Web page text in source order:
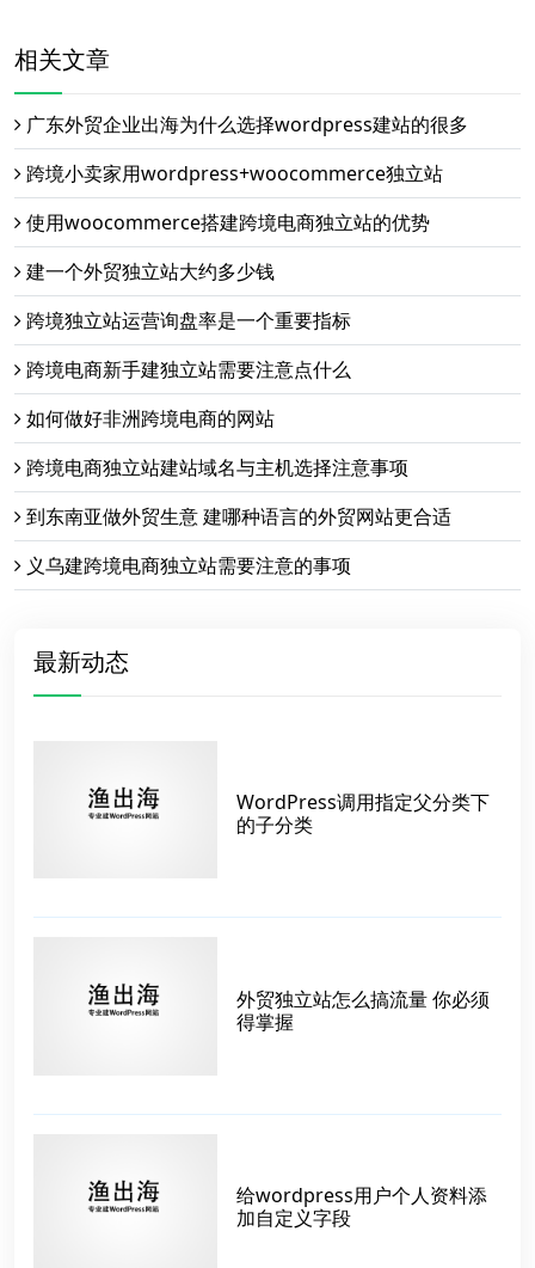
相关文章
广东外贸企业出海为什么选择wordpress建站的很多
跨境小卖家用wordpress+woocommerce独立站
使用woocommerce搭建跨境电商独立站的优势
建一个外贸独立站大约多少钱
跨境独立站运营询盘率是一个重要指标
跨境电商新手建独立站需要注意点什么
如何做好非洲跨境电商的网站
跨境电商独立站建站域名与主机选择注意事项
到东南亚做外贸生意 建哪种语言的外贸网站更合适
义乌建跨境电商独立站需要注意的事项
最新动态
WordPress调用指定父分类下
的子分类
外贸独立站怎么搞流量 你必须
得掌握
给wordpress用户个人资料添
加自定义字段